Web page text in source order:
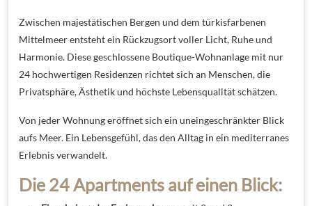
Zwischen majestätischen Bergen und dem türkisfarbenen
Mittelmeer entsteht ein Rückzugsort voller Licht, Ruhe und
Harmonie. Diese geschlossene Boutique-Wohnanlage mit nur
24 hochwertigen Residenzen richtet sich an Menschen, die
Privatsphäre, Ästhetik und höchste Lebensqualität schätzen.
Von jeder Wohnung eröffnet sich ein uneingeschränkter Blick
aufs Meer. Ein Lebensgefühl, das den Alltag in ein mediterranes
Erlebnis verwandelt.
Die 24 Apartments auf einen Blick: